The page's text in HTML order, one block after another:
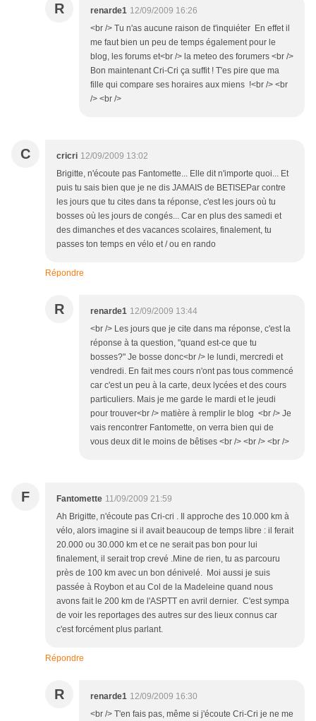
R renarde1 12/09/2009 16:26
<br /> Tu n'as aucune raison de t'inquiéter En effet il
me faut bien un peu de temps également pour le
blog, les forums et<br /> la meteo des forumers <br />
Bon maintenant Cri-Cri ça suffit ! T'es pire que ma
fille qui compare ses horaires aux miens !<br /> <br
/> <br />
C cricri 12/09/2009 13:02
Brigitte, n'écoute pas Fantomette... Elle dit n'importe quoi... Et
puis tu sais bien que je ne dis JAMAIS de BETISEPar contre
les jours que tu cites dans ta réponse, c'est les jours où tu
bosses où les jours de congés... Car en plus des samedi et
des dimanches et des vacances scolaires, finalement, tu
passes ton temps en vélo et / ou en rando
Répondre
R renarde1 12/09/2009 13:44
<br /> Les jours que je cite dans ma réponse, c'est la
réponse à ta question, "quand est-ce que tu
bosses?" Je bosse donc<br /> le lundi, mercredi et
vendredi. En fait mes cours n'ont pas tous commencé
car c'est un peu à la carte, deux lycées et des cours
particuliers. Mais je me garde le mardi et le jeudi
pour trouver<br /> matière à remplir le blog <br /> Je
vais rencontrer Fantomette, on verra bien qui de
vous deux dit le moins de bêtises <br /> <br /> <br />
F Fantomette 11/09/2009 21:59
Ah Brigitte, n'écoute pas Cri-cri . Il approche des 10.000 km à
vélo, alors imagine si il avait beaucoup de temps libre : il ferait
20.000 ou 30.000 km et ce ne serait pas bon pour lui
finalement, il serait trop crevé .Mine de rien, tu as parcouru
près de 100 km avec un bon dénivelé. Moi aussi je suis
passée à Roybon et au Col de la Madeleine quand nous
avons fait le 200 km de l'ASPTT en avril dernier. C'est sympa
de voir les reportages des autres sur des lieux connus car
c'est forcément plus parlant.
Répondre
R renarde1 12/09/2009 16:30
<br /> T'en fais pas, même si j'écoute Cri-Cri je ne me